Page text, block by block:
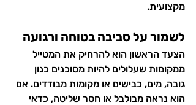
מקצועית.
לשמור על סביבה בטוחה ורגועה
הצעד הראשון הוא להרחיק את המטייל
ממקומות שעלולים להיות מסוכנים כגון
גובה, מים, כבישים או מקומות מבודדים. אם
הוא נראה מבולבל או חסר שליטה, כדאי